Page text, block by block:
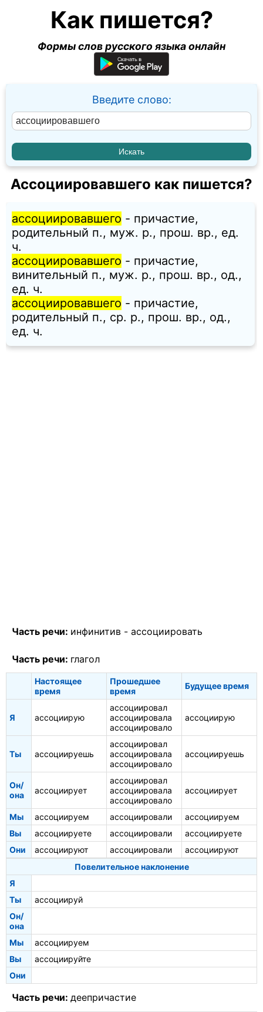
Как пишется?
Формы слов русского языка онлайн
Введите слово:
Ассоциировавшего как пишется?
ассоциировавшего - причастие,
родительный п., муж. p., прош. вр., ед.
ч.
ассоциировавшего - причастие,
винительный п., муж. p., прош. вр., од.,
ед. ч.
ассоциировавшего - причастие,
родительный п., ср. p., прош. вр., од.,
ед. ч.
Часть речи: инфинитив - ассоциировать
Часть речи: глагол
Настоящее
время
Прошедшее
время
Будущее время
Я ассоциирую
ассоциировал
ассоциировала
ассоциировало
ассоциирую
Ты ассоциируешь
ассоциировал
ассоциировала
ассоциировало
ассоциируешь
Он/
она
ассоциирует
ассоциировал
ассоциировала
ассоциировало
ассоциирует
Мы ассоциируем ассоциировали
ассоциируем
Вы
ассоциируете ассоциировали
ассоциируете
Они
ассоциируют ассоциировали
ассоциируют
Повелительное наклонение
Я
Ты
ассоциируй
Он/
она
Мы
ассоциируем
Вы
ассоциируйте
Они
Часть речи: деепричастие